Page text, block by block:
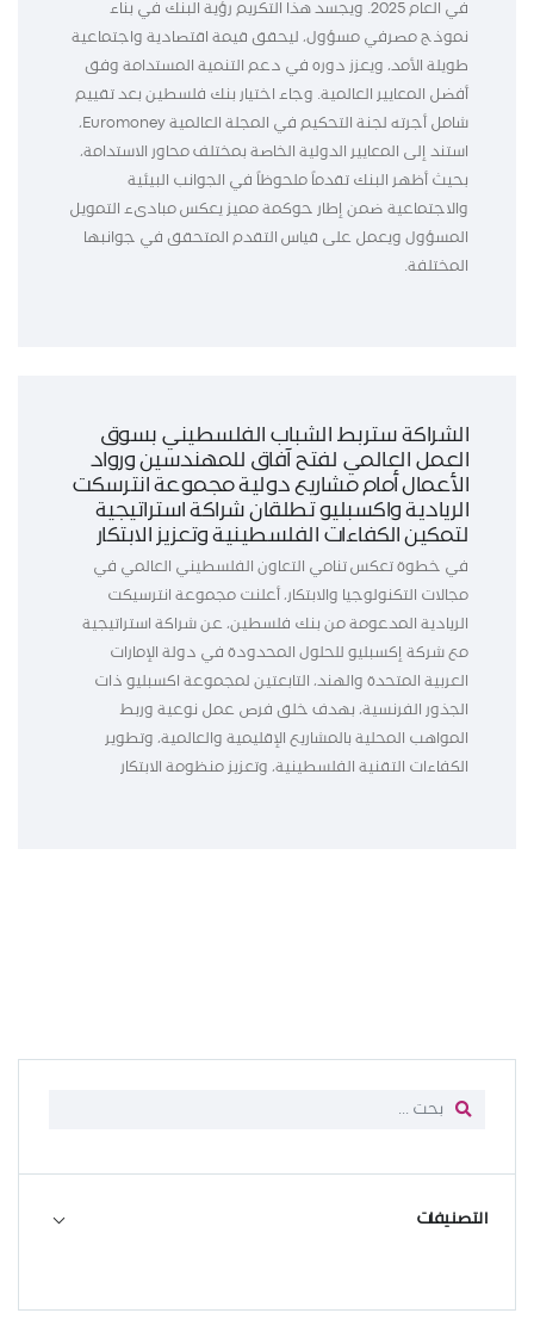
التصنيفات
في العام 2025. ويجسد هذا التكريم رؤية البنك في بناء
نموذج مصرفي مسؤول، ليحقق قيمة اقتصادية واجتماعية
طويلة الأمد، ويعزز دوره في دعم التنمية المستدامة وفق
أفضل المعايير العالمية. وجاء اختيار بنك فلسطين بعد تقييم
شامل أجرته لجنة التحكيم في المجلة العالمية Euromoney،
استند إلى المعايير الدولية الخاصة بمختلف محاور الاستدامة،
بحيث أظهر البنك تقدماً ملحوظاً في الجوانب البيئية
والاجتماعية ضمن إطار حوكمة مميز يعكس مبادىء التمويل
المسؤول ويعمل على قياس التقدم المتحقق في جوانبها
المختلفة.
الشراكة ستربط الشباب الفلسطيني بسوق
العمل العالمي لفتح آفاق للمهندسين ورواد
الأعمال أمام مشاريع دولية مجموعة انترسكت
الريادية واكسبليو تطلقان شراكة استراتيجية
لتمكين الكفاءات الفلسطينية وتعزيز الابتكار
في خطوة تعكس تنامي التعاون الفلسطيني العالمي في
مجالات التكنولوجيا والابتكار، أعلنت مجموعة انترسيكت
الريادية المدعومة من بنك فلسطين، عن شراكة استراتيجية
مع شركة إكسبليو للحلول المحدودة في دولة الإمارات
العربية المتحدة والهند، التابعتين لمجموعة اكسبليو ذات
الجذور الفرنسية، بهدف خلق فرص عمل نوعية وربط
المواهب المحلية بالمشاريع الإقليمية والعالمية، وتطوير
الكفاءات التقنية الفلسطينية، وتعزيز منظومة الابتكار